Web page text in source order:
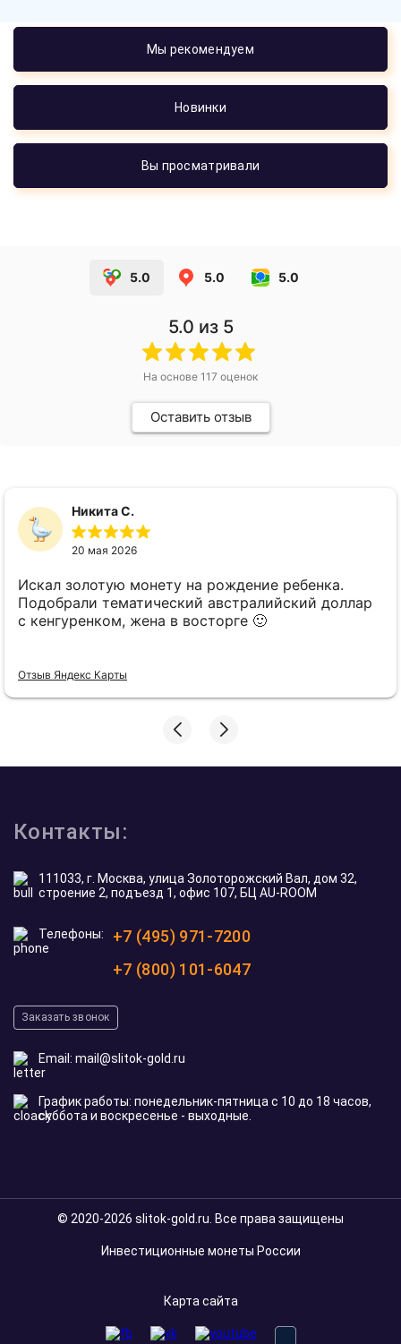
Мы рекомендуем
Новинки
Вы просматривали
5.0 5.0 5.0
5.0 из 5
На основе 117 оценок
Оставить отзыв
Никита С.
20 мая 2026
Искал золотую монету на рождение ребенка.
Подобрали тематический австралийский доллар
с кенгуренком, жена в восторге 🙂
Отзыв Яндекс Карты
Контакты:
111033, г. Москва, улица Золоторожский Вал, дом 32,
строение 2, подъезд 1, офис 107, БЦ AU-ROOM
Телефоны:
+7 (495) 971-7200
+7 (800) 101-6047
Заказать звонок
Email: mail@slitok-gold.ru
График работы: понедельник-пятница с 10 до 18 часов,
суббота и воскресенье - выходные.
© 2020-2026 slitok-gold.ru. Все права защищены
Инвестиционные монеты России
Карта сайта